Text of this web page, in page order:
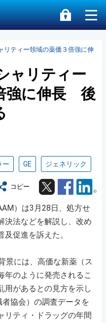
ティー領域の薬価３倍強に伸
ャリティー
強に伸長 後
ー GE ジェネリック
コピー Twitter Facebook
）は3月28日、処方せ
決法などを解説し、改め
促進を訴えた。
景には、高価な新薬（ス
年のように発売されるこ
用があるとの見方を示し
協会）の調査データを
リティ・ドラッグの年間